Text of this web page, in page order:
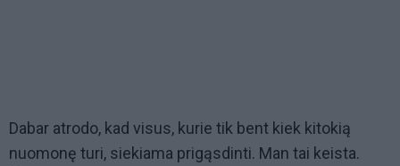
Dabar atrodo, kad visus, kurie tik bent kiek kitokią
nuomonę turi, siekiama prigąsdinti. Man tai keista.